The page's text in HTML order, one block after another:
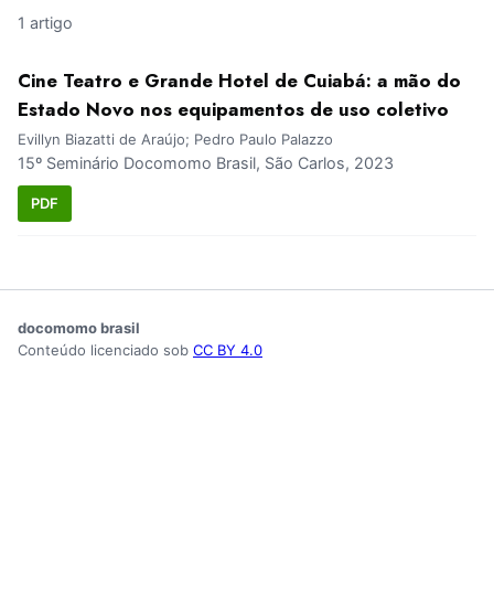
1 artigo
Cine Teatro e Grande Hotel de Cuiabá: a mão do
Estado Novo nos equipamentos de uso coletivo
Evillyn Biazatti de Araújo; Pedro Paulo Palazzo
15º Seminário Docomomo Brasil, São Carlos, 2023
PDF
docomomo brasil
Conteúdo licenciado sob CC BY 4.0